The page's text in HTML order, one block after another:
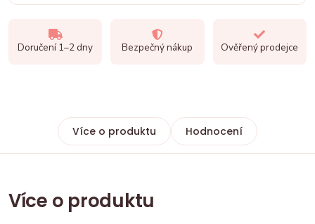
Doručení 1–2 dny Bezpečný nákup Ověřený prodejce
Více o produktu Hodnocení
Více o produktu